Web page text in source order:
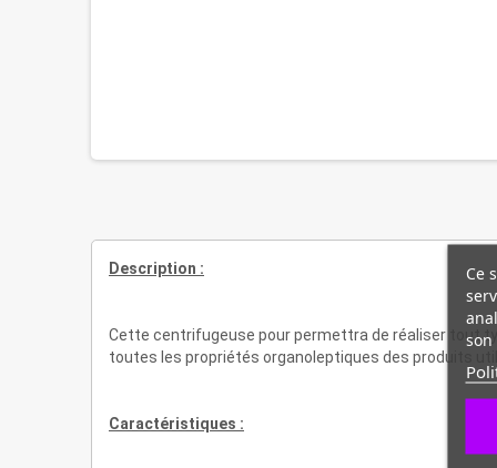
Description :
Cette centrifugeuse pour permettra de réaliser tout
toutes les propriétés organoleptiques des produits
Caractéristiques :
Ce
son